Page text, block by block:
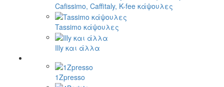
Cafissimo, Caffitaly, K-fee κάψουλες
Tassimo κάψουλες
Illy και άλλα
1Zpresso